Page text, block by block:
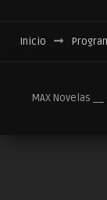
Inicio
MAX Novelas